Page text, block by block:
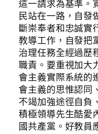
這一請求為基準。
民站在一路，自發
斷崇奉者和忠誠實
教導工作，自發把
治理任務全經過歷
職責。要重視加大
會主義實際系統的
會主義的思惟認同
不竭加強途徑自負
積極領導先生酷愛
國共產黨。好教員